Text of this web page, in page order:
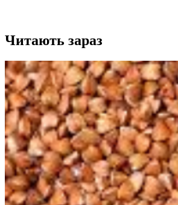
Читають зараз